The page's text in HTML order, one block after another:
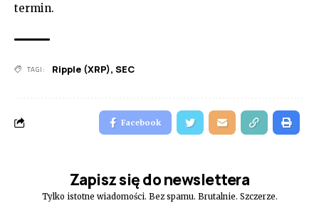
termin.
TAGI: Ripple (XRP), SEC
Facebook
Zapisz się do newslettera
Tylko istotne wiadomości. Bez spamu. Brutalnie. Szczerze.